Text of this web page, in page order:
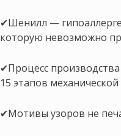
✔Шенилл —
которую невозможно
✔Процесс
15 этапов
✔Мотивы узоров не